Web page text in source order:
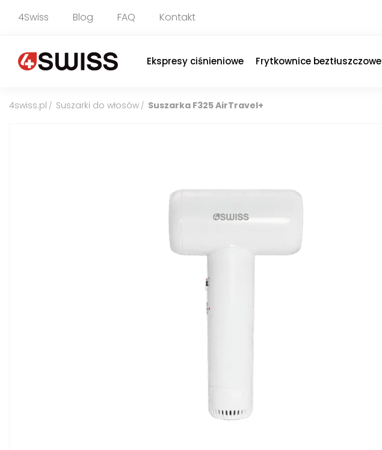
4Swiss Blog FAQ Kontakt
Ekspresy ciśnieniowe Frytkownice beztłuszczowe
4swiss.pl / Suszarki do włosów / Suszarka F325 AirTravel+